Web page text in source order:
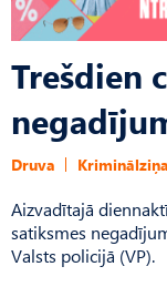
Trešdien
Druva
Aizvadītajā
satiksmes
Valsts policijā (VP).